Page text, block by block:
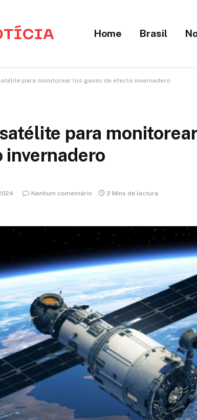
Home Brasil
para monitorear los gases de efecto invernadero
para
invernadero
Nenhum comentário 2 Mins de lectura